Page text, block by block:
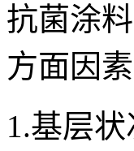
抗菌涂
方面因
1.基层